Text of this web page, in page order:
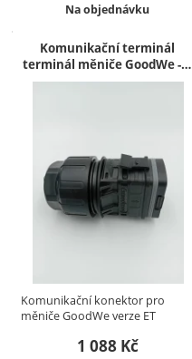
Dostupnost:
Na objednávku
Komunikační terminál
terminál měniče GoodWe -…
Komunikační konektor pro
měniče GoodWe verze ET
1 088 Kč